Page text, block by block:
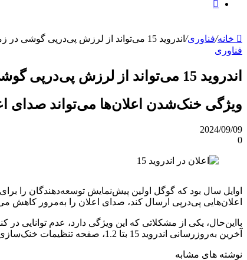
برای خانه/فناوری/ اندروید 15 می‌تواند از لرزش پی‌درپی گوشی در زمان دریافت اعلان‌های زیاد جلوگیری کند
فناوری
اندروید 15 می‌تواند از لرزش پی‌درپی گوشی در زمان دریافت اعلان‌های زیاد جلوگیری کند
ویژگی خنک‌شدن اعلان‌ها می‌تواند صدای
2024/09/09
0
اعلان‌هایی پی‌درپی ارسال کند، صدای اعلان را به‌مرور کاهش
بااین‌حال، یکی از مشکلاتی که این ویژگی دارد، عدم
آخرین به‌روزرسانی اندروید 15 بتا 1.2، صفحه تنظیمات خنک‌سازی اعلان (تنظیمات>اعلان‌ها>خنک‌سازی اعلان) که گوگل در اندروید 15 بتا 1 از کاربران پنهان کرده بود را بازگردانی کنند.
نوشته های مشابه